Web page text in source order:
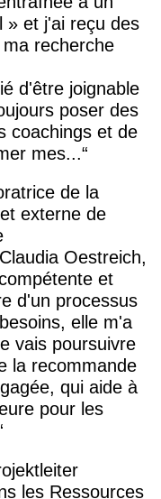
» et j'ai reçu des
recherche
d'être joignable
poser des
coachings et de
mes...
de la
externe de
Oestreich,
et
d'un processus
elle m'a
vais poursuivre
la recommande
qui aide à
pour les
les Ressources